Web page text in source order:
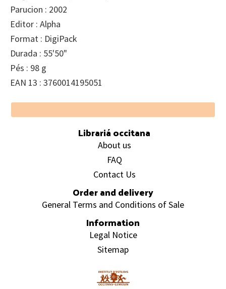
Parucion : 2002
Editor : Alpha
Format : DigiPack
Durada : 55'50"
Pés : 98 g
EAN 13 : 3760014195051
Footer
Librariá occitana
About us
FAQ
Contact Us
Order and delivery
General Terms and Conditions of Sale
Information
Legal Notice
Sitemap